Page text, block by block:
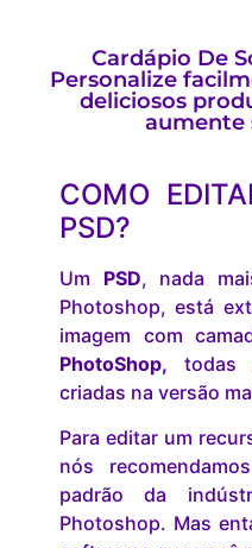
Cardápio De
Personalize
deliciosos
aumente
COMO
PSD?
Um PSD, nada
Photoshop, está
imagem com
PhotoShop, todas
criadas na versão
Para editar um
nós
padrão da
Photoshop. Mas